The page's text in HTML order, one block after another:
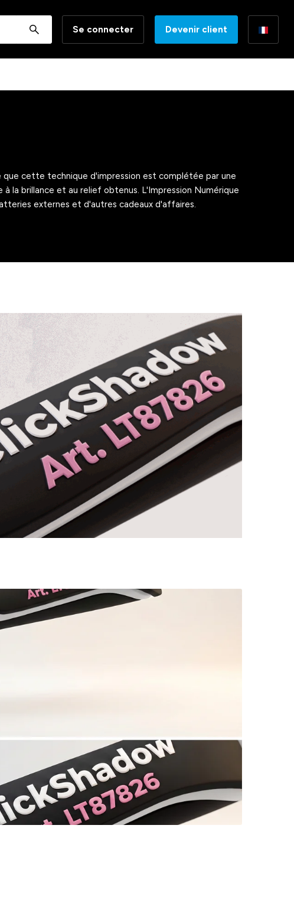
Se connecter Devenir client
que cette technique d'impression est complétée par une
la brillance et au relief obtenus. L'Impression Numérique
externes et d'autres cadeaux d'affaires.